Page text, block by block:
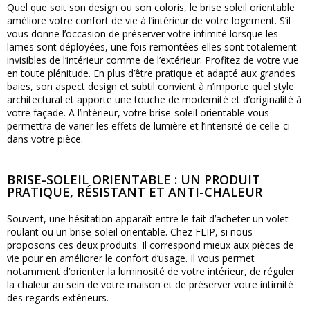
Quel que soit son design ou son coloris, le brise soleil orientable
améliore votre confort de vie à l’intérieur de votre logement. S’il
vous donne l’occasion de préserver votre intimité lorsque les
lames sont déployées, une fois remontées elles sont totalement
invisibles de l’intérieur comme de l’extérieur. Profitez de votre vue
en toute plénitude. En plus d’être pratique et adapté aux grandes
baies, son aspect design et subtil convient à n’importe quel style
architectural et apporte une touche de modernité et d’originalité à
votre façade. A l’intérieur, votre brise-soleil orientable vous
permettra de varier les effets de lumière et l’intensité de celle-ci
dans votre pièce.
BRISE-SOLEIL ORIENTABLE : UN PRODUIT
PRATIQUE, RÉSISTANT ET ANTI-CHALEUR
Souvent, une hésitation apparaît entre le fait d’acheter un volet
roulant ou un brise-soleil orientable. Chez FLIP, si nous
proposons ces deux produits. Il correspond mieux aux pièces de
vie pour en améliorer le confort d’usage. Il vous permet
notamment d’orienter la luminosité de votre intérieur, de réguler
la chaleur au sein de votre maison et de préserver votre intimité
des regards extérieurs.